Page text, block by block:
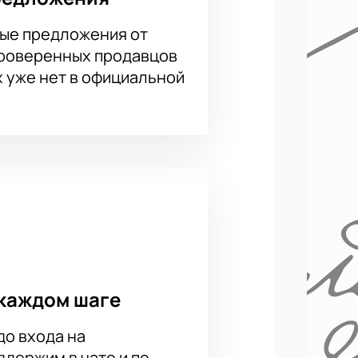
ложи. Наши специалисты
оплате и получении билетов.
предложения от
продавцов
нет в официальной
шаге
входа на